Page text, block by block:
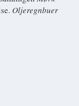
Oljeregnbuer